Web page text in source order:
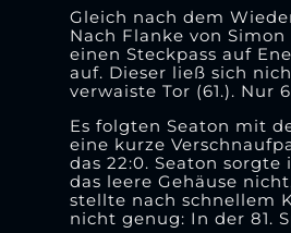
Gleich nach dem
Nach Flanke von
einen Steckpass auf
auf. Dieser ließ sich
verwaiste Tor (61.). Nur
Es folgten Seaton mit
eine kurze
das 22:0. Seaton
das leere Gehäuse
stellte nach schnellem
nicht genug: In der 81.